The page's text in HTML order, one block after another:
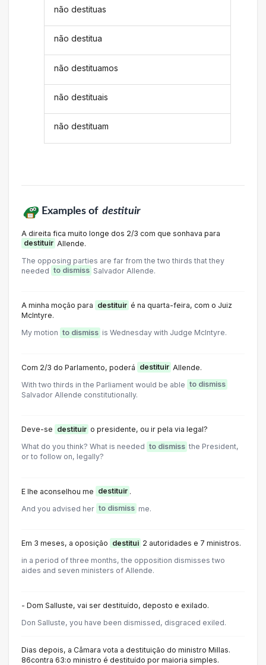
não destituas
não destitua
não destituamos
não destituais
não destituam
Examples of destituir
A direita fica muito longe dos 2/3 com que sonhava para
destituir Allende.
The opposing parties are far from the two thirds that they
needed to dismiss Salvador Allende.
A minha moção para destituir é na quarta-feira, com o Juiz
Mclntyre.
My motion to dismiss is Wednesday with Judge McIntyre.
Com 2/3 do Parlamento, poderá destituir Allende.
With two thirds in the Parliament would be able to dismiss
Salvador Allende constitutionally.
Deve-se destituir o presidente, ou ir pela via legal?
What do you think? What is needed to dismiss the President,
or to follow on, legally?
E lhe aconselhou me destituir .
And you advised her to dismiss me.
Em 3 meses, a oposição destitui 2 autoridades e 7 ministros.
in a period of three months, the opposition dismisses two
aides and seven ministers of Allende.
- Dom Salluste, vai ser destituído, deposto e exilado.
Don Salluste, you have been dismissed, disgraced exiled.
Dias depois, a Câmara vota a destituição do ministro Millas.
86contra 63:o ministro é destituído por maioria simples.